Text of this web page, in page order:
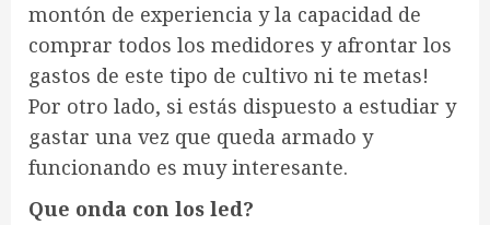
montón de experiencia y la capacidad de
comprar todos los medidores y afrontar los
gastos de este tipo de cultivo ni te metas!
Por otro lado, si estás dispuesto a estudiar y
gastar una vez que queda armado y
funcionando es muy interesante.
Que onda con los led?